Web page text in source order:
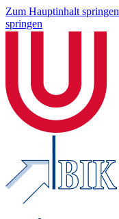
Zum Hauptinhalt springen
springen